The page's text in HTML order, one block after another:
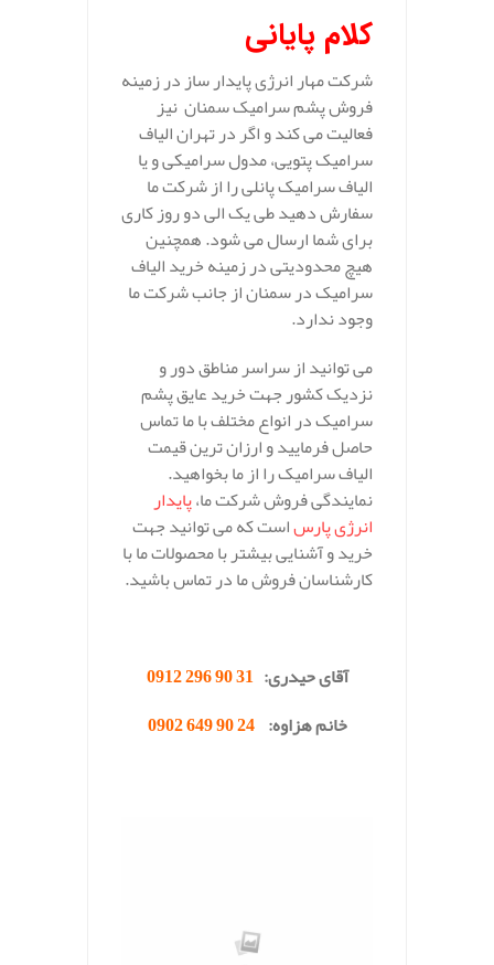
کلام پایانی
شرکت مهار انرژی پایدار ساز در زمینه
فروش پشم سرامیک سمنان نیز
فعالیت می کند و اگر در تهران الیاف
سرامیک پتویی، مدول سرامیکی و یا
الیاف سرامیک پانلی را از شرکت ما
سفارش دهید طی یک الی دو روز کاری
برای شما ارسال می شود. همچنین
هیچ محدودیتی در زمینه خرید الیاف
سرامیک در سمنان از جانب شرکت ما
وجود ندارد.
می توانید از سراسر مناطق دور و
نزدیک کشور جهت خرید عایق پشم
سرامیک در انواع مختلف با ما تماس
حاصل فرمایید و ارزان ترین قیمت
الیاف سرامیک را از ما بخواهید.
نمایندگی فروش شرکت ما،پایدار
انرژی پارساست که می توانید جهت
خرید و آشنایی بیشتر با محصولات ما با
کارشناسان فروش ما در تماس باشید.
آقای حیدری: 31 90 296 0912
خانم هزاوه:24 90 649 0902